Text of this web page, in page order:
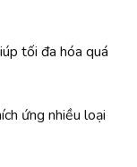
tối đa hóa quá
ứng nhiều loại